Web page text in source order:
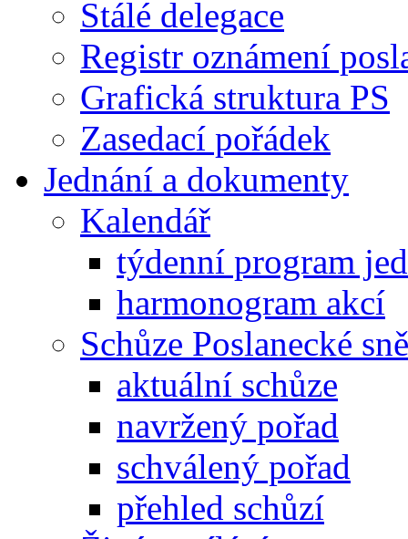
Stálé delegace
Registr oznámení
Grafická struktura PS
Zasedací pořádek
Jednání a dokumenty
Kalendář
týdenní program
harmonogram akcí
Schůze Poslanecké
aktuální schůze
navržený pořad
schválený pořad
přehled schůzí